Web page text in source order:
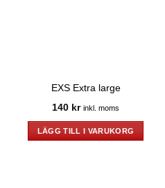
EXS Extra large
140 kr inkl. moms
LÄGG TILL I VARUKORG